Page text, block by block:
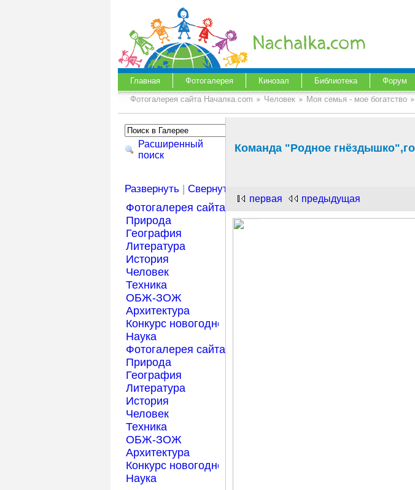
Главная Фотогалерея Кинозал Библиотека Форум
Фотогалерея сайта Началка.com Человек Моя семья - мое богатство
Расширенный
поиск
Развернуть |Свернуть
Фотогалерея сайта Началка.com
Природа
География
Литература
История
Человек
Техника
ОБЖ-ЗОЖ
Архитектура
Конкурс новогодней открытки "Нарисуем Новый год"!
Наука
Фотогалерея сайта Началка.com
Природа
География
Литература
История
Человек
Техника
ОБЖ-ЗОЖ
Архитектура
Конкурс новогодней открытки "Нарисуем Новый год"!
Наука
Команда "Родное
первая предыдущая